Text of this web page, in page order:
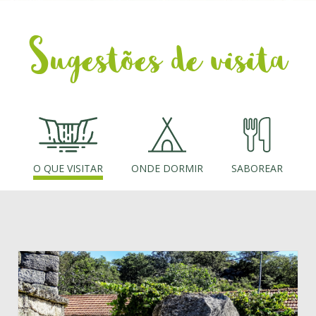
que se abre na envolvente. Na aldeia, os pormenores da
ruralidade prendem a nossa atenção. Saímos do lugar pela Rua
da Pala em direção a Fiães do Rio, sempre por caminhos
agrícolas que atravessam a extensa área de campos e lameiros,
proporcionada pela mancha autóctone de carvalhal, os lameiros
e mosaico agrícola. Saímos do lugar tomando um antigo
caminho, ainda com vestígios de uma velha calçada, que nos
conduz à ponte de madeira que atravessa o rio Cávado.
Segue-se a subida até Paredes do Rio, sempre por carreiro ou
conjunto de moinhos de água, as antigas estruturas de regadio
e o pisão.
Seguimos por fim para Outeiro, saindo de Paredes do Rio pela
Rua da Cruz, o caminho superior às alminhas que se encontram
Sugestões de visita
O QUE VISITAR ONDE DORMIR SABOREAR